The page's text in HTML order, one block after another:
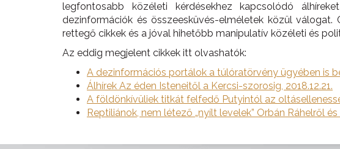
legfontosabb közéleti kérdésekhez kapcsolódó
dezinformációk és összeesküvés-elméletek közül
rettegő cikkek és a jóval hihetőbb manipulatív közéleti és
Az eddig megjelent cikkek itt olvashatók:
A dezinformációs portálok a túlóratörvény ügyében is
Álhírek Az éden Isteneitől a Kercsi-szorosig, 2018.12.21.
A földönkívüliek titkát felfedő Putyintól az
Reptiliánok, nem létező „nyílt levelek” Orbán Ráhelről és